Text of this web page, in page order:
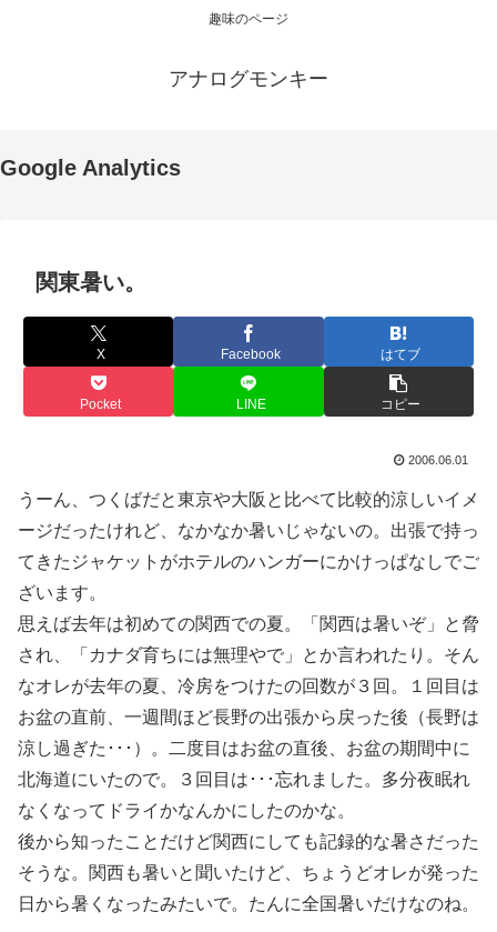
趣味のページ
アナログモンキー
Google Analytics
関東暑い。
X Facebook はてブ
Pocket LINE コピー
2006.06.01
うーん、つくばだと東京や大阪と比べて比較的涼しいイメ
ージだったけれど、なかなか暑いじゃないの。出張で持っ
てきたジャケットがホテルのハンガーにかけっぱなしでご
ざいます。
思えば去年は初めての関西での夏。「関西は暑いぞ」と脅
され、「カナダ育ちには無理やで」とか言われたり。そん
なオレが去年の夏、冷房をつけたの回数が３回。１回目は
お盆の直前、一週間ほど長野の出張から戻った後（長野は
涼し過ぎた･･･）。二度目はお盆の直後、お盆の期間中に
北海道にいたので。３回目は･･･忘れました。多分夜眠れ
なくなってドライかなんかにしたのかな。
後から知ったことだけど関西にしても記録的な暑さだった
そうな。関西も暑いと聞いたけど、ちょうどオレが発った
日から暑くなったみたいで。たんに全国暑いだけなのね。